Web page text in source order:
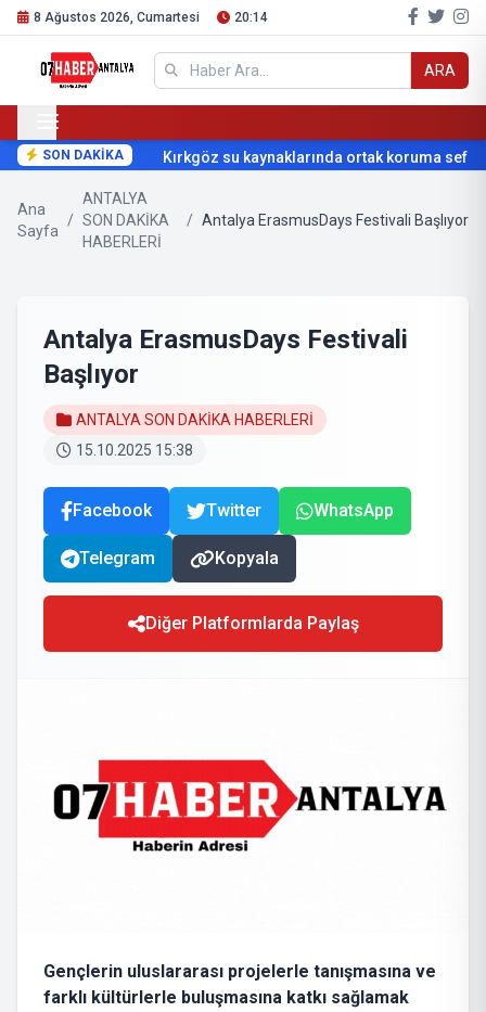
8 Ağustos 2026, Cumartesi 20:14
ARA
SON DAKİKA Kırkgöz su kaynaklarında ortak koruma
Ana
Sayfa
/
ANTALYA
SON DAKİKA
HABERLERİ
/ Antalya ErasmusDays Festivali Başlıyor
Antalya ErasmusDays Festivali
Başlıyor
ANTALYA SON DAKİKA HABERLERİ
15.10.2025 15:38
Facebook Twitter WhatsApp
Telegram Kopyala
Diğer Platformlarda Paylaş
Gençlerin uluslararası projelerle tanışmasına ve
farklı kültürlerle buluşmasına katkı sağlamak